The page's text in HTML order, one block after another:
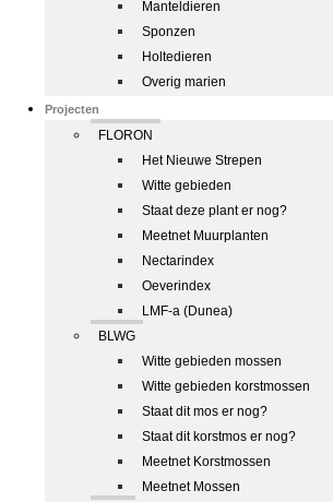
Manteldieren
Sponzen
Holtedieren
Overig marien
Projecten
FLORON
Het Nieuwe Strepen
Witte gebieden
Staat deze plant er nog?
Meetnet Muurplanten
Nectarindex
Oeverindex
LMF-a (Dunea)
BLWG
Witte gebieden mossen
Witte gebieden korstmossen
Staat dit mos er nog?
Staat dit korstmos er nog?
Meetnet Korstmossen
Meetnet Mossen